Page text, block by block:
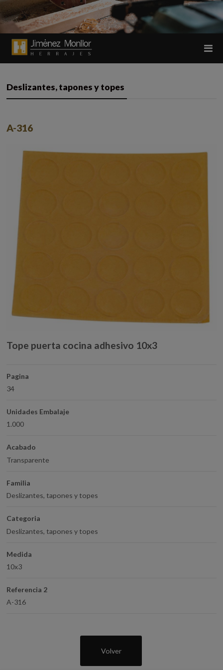
Deslizantes, tapones y topes
A-316
Tope puerta cocina adhesivo 10x3
Pagina
34
Unidades Embalaje
1.000
Acabado
Transparente
Familia
Deslizantes, tapones y topes
Categoria
Deslizantes, tapones y topes
Medida
10x3
Referencia 2
A-316
Volver